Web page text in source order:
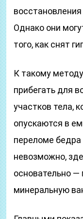
Однако они
того, как снят
К такому
прибегать для
участков тела,
опускаются в
переломе
невозможно,
основательно —
минеральную